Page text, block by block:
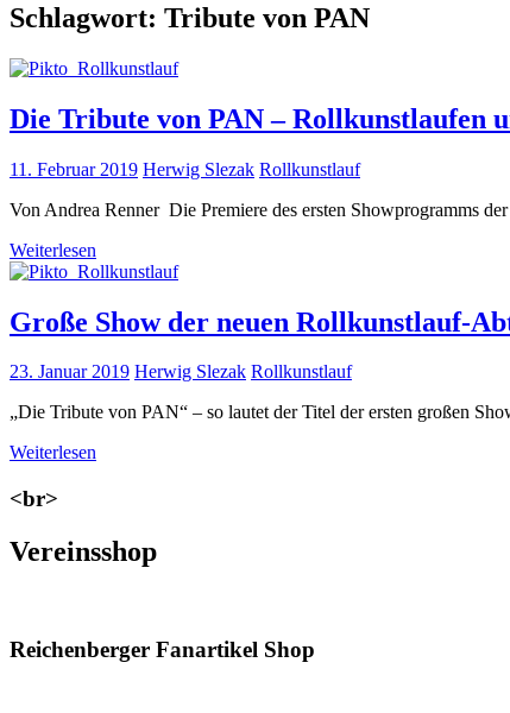
Schlagwort: Tribute von PAN
Die Tribute von PAN – Rollkunstlaufen
11. Februar 2019 Herwig Slezak Rollkunstlauf
Von Andrea Renner Die Premiere des ersten Showprogramms
Weiterlesen
Große Show der neuen Rollkunstlauf-
23. Januar 2019 Herwig Slezak Rollkunstlauf
„Die Tribute von PAN“ – so lautet der Titel der ersten großen
Weiterlesen
<br>
Vereinsshop
Reichenberger Fanartikel Shop